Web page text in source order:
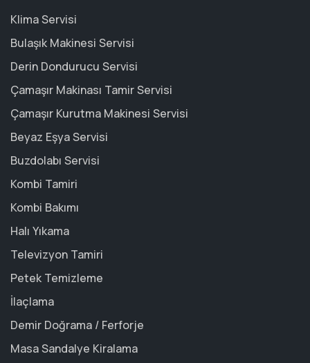
Klima Servisi
Bulaşık Makinesi Servisi
Derin Dondurucu Servisi
Çamaşır Makinası Tamir Servisi
Çamaşır Kurutma Makinesi Servisi
Beyaz Eşya Servisi
Buzdolabı Servisi
Kombi Tamiri
Kombi Bakımı
Halı Yıkama
Televizyon Tamiri
Petek Temizleme
İlaçlama
Demir Doğrama / Ferforje
Masa Sandalye Kiralama